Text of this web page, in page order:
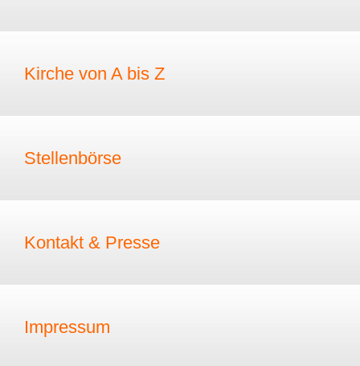
Kirche von A bis Z
Stellenbörse
Kontakt & Presse
Impressum